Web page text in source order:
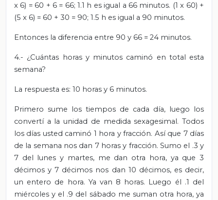
x 6) = 60 + 6 = 66; 1.1 h es igual a 66 minutos. (1 x 60) +
(5 x 6) = 60 + 30 = 90; 1.5 h es igual a 90 minutos.
Entonces la diferencia entre 90 y 66 = 24 minutos.
4.- ¿Cuántas horas y minutos caminó en total esta
semana?
La respuesta es: 10 horas y 6 minutos.
Primero sume los tiempos de cada día, luego los
convertí a la unidad de medida sexagesimal. Todos
los días usted caminó 1 hora y fracción. Así que 7 días
de la semana nos dan 7 horas y fracción. Sumo el .3 y
7 del lunes y martes, me dan otra hora, ya que 3
décimos y 7 décimos nos dan 10 décimos, es decir,
un entero de hora. Ya van 8 horas. Luego él .1 del
miércoles y el .9 del sábado me suman otra hora, ya